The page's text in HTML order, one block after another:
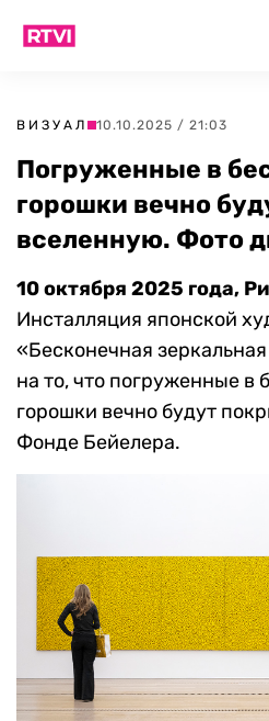
ВИЗУАЛ 10.10.2025 / 21:03
Погруженные в
горошки вечно
вселенную. Фото
10 октября 2025 года,
Инсталляция японской
«Бесконечная
на то, что погруженные в
горошки вечно будут
Фонде Бейелера.